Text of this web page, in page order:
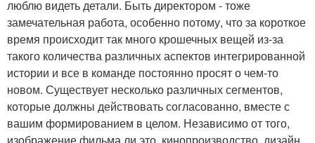
люблю видеть детали. Быть директором - тоже
замечательная работа, особенно потому, что за короткое
время происходит так много крошечных вещей из-за
такого количества различных аспектов интегрированной
истории и все в команде постоянно просят о чем-то
новом. Существует несколько различных сегментов,
которые должны действовать согласованно, вместе с
вашим формированием в целом. Независимо от того,
изображение фильма ли это, кинопроизводство, дизайн,